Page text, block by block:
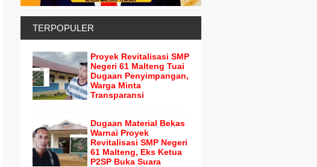
TERPOPULER
Proyek Revitalisasi SMP
Negeri 61 Malteng Tuai
Dugaan Penyimpangan,
Warga Minta
Transparansi
Dugaan Material Bekas
Warnai Proyek
Revitalisasi SMP Negeri
61 Malteng, Eks Ketua
P2SP Buka Suara